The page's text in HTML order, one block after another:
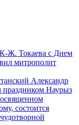
К-Ж. Токаева с Днем
митрополит
Александр
праздником Наурыз
состоится